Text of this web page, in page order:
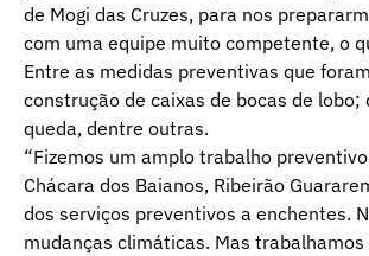
de Mogi das Cruzes, para nos
com uma equipe muito competente, o
Entre as medidas preventivas que
construção de caixas de bocas de
queda, dentre outras.
“Fizemos um amplo trabalho
Chácara dos Baianos, Ribeirão
dos serviços preventivos a enchentes.
mudanças climáticas. Mas